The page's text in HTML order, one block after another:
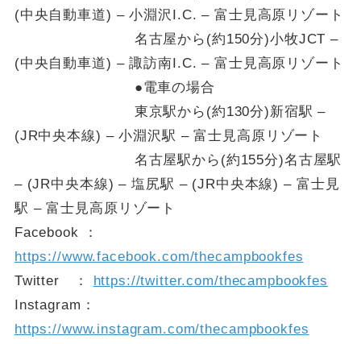
(中央自動車道) – 小淵沢I.C. – 富士見高原リゾート
名古屋から(約150分)小牧JCT –
(中央自動車道) – 諏訪南I.C. – 富士見高原リゾート
●電車の場合
東京駅から(約130分)新宿駅 –
(JR中央本線) – 小淵沢駅 – 富士見高原リゾート
名古屋駅から(約155分)名古屋駅
– (JR中央本線) – 塩尻駅 – (JR中央本線) – 富士見
駅 – 富士見高原リゾート
Facebook ：
https://www.facebook.com/thecampbookfes
Twitter ： https://twitter.com/thecampbookfes
Instagram：
https://www.instagram.com/thecampbookfes